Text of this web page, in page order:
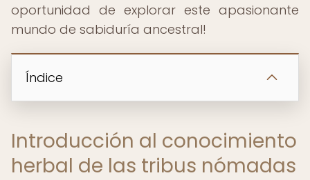
oportunidad de explorar este apasionante
mundo de sabiduría ancestral!
Índice
Introducción al conocimiento
herbal de las tribus nómadas